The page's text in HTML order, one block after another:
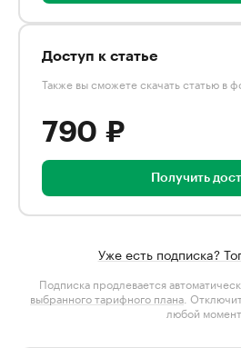
Доступ к статье
Также вы сможете скачать статью в
790 ₽
Получить
Уже есть подписка?
Подписка продлевается
выбранного тарифного плана .
любой момент